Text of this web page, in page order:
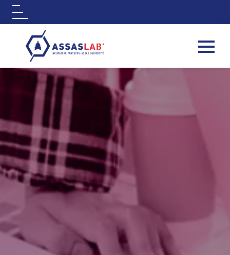
Aller au contenu principal